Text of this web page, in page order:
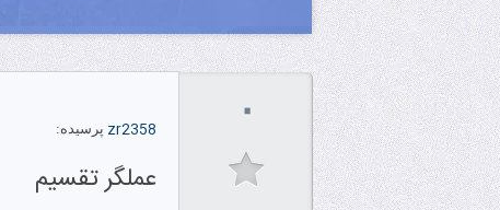
۰
zr2358 پرسیده:
عملگر تقسیم